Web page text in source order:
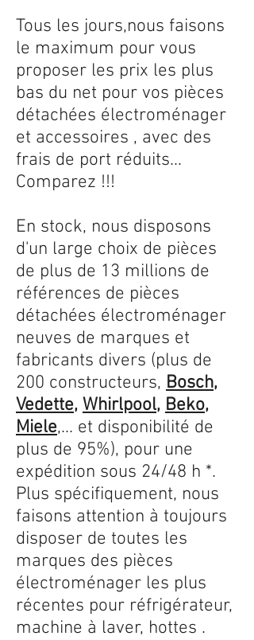
Tous les jours,nous faisons
le maximum pour vous
proposer les prix les plus
bas du net pour vos pièces
détachées électroménager
et accessoires , avec des
frais de port réduits...
Comparez !!!
En stock, nous disposons
d'un large choix de pièces
de plus de 13 millions de
références de pièces
détachées électroménager
neuves de marques et
fabricants divers (plus de
200 constructeurs, Bosch,
Vedette, Whirlpool, Beko,
Miele,... et disponibilité de
plus de 95%), pour une
expédition sous 24/48 h *.
Plus spécifiquement, nous
faisons attention à toujours
disposer de toutes les
marques des pièces
électroménager les plus
récentes pour réfrigérateur,
machine à laver, hottes .